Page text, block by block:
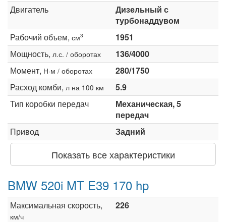
Двигатель
Дизельный с
турбонаддувом
Рабочий объем, см3
1951
Мощность, л.с. / оборотах
136/4000
Момент, Н·м / оборотах
280/1750
Расход комби, л на 100 км
5.9
Тип коробки передач
Механическая, 5
передач
Привод
Задний
Показать все характеристики
BMW 520i MT E39 170 hp
Максимальная скорость,
км/ч
226